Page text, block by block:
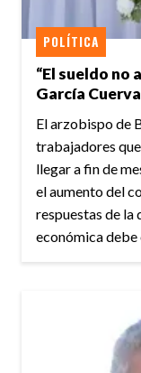
“El sueldo no
García
POLÍTICA
El arzobispo de
trabajadores
llegar a fin de
el aumento del
respuestas de
económica debe